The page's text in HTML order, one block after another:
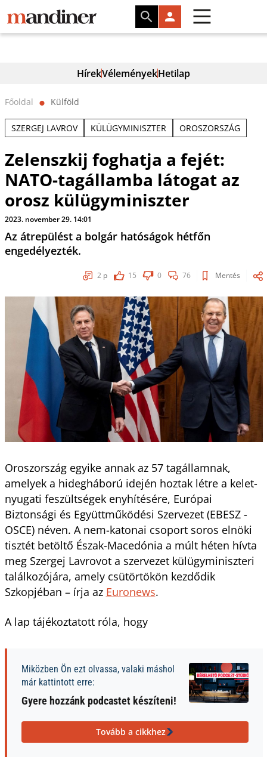
HírekVéleményekHetilap
Főoldal ⬤ Külföld
SZERGEJ LAVROV KÜLÜGYMINISZTER OROSZORSZÁG
Zelenszkij foghatja a fejét:
NATO-tagállamba látogat az
orosz külügyminiszter
2023. november 29. 14:01
Az átrepülést a bolgár hatóságok hétfőn
engedélyezték.
2 p 15 0 76 Mentés
Oroszország egyike annak az 57 tagállamnak,
amelyek a hidegháború idején hoztak létre a kelet-
nyugati feszültségek enyhítésére, Európai
Biztonsági és Együttműködési Szervezet (EBESZ -
OSCE) néven. A nem-katonai csoport soros elnöki
tisztét betöltő Észak-Macedónia a múlt héten hívta
meg Szergej Lavrovot a szervezet külügyminiszteri
találkozójára, amely csütörtökön kezdődik
Szkopjéban – írja az Euronews.
A lap tájékoztatott róla, hogy
Miközben Ön ezt olvassa, valaki máshol
már kattintott erre:
Gyere hozzánk podcastet készíteni!
Tovább a cikkhez